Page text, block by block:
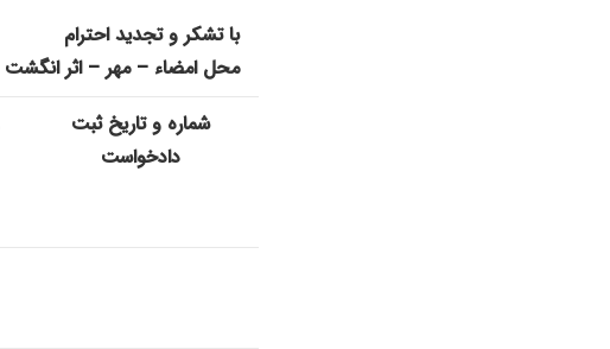
با تشکر و تجدید احترام
محل امضاء – مهر – اثر انگشت
شماره و تاریخ ثبت
دادخواست